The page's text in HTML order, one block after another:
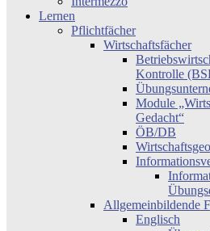
Lernen
Pflichtfächer
Wirtschaftsfächer
Kontrolle
Module
Gedacht“
ÖB/DB
Allgemeinbildende
Englisch